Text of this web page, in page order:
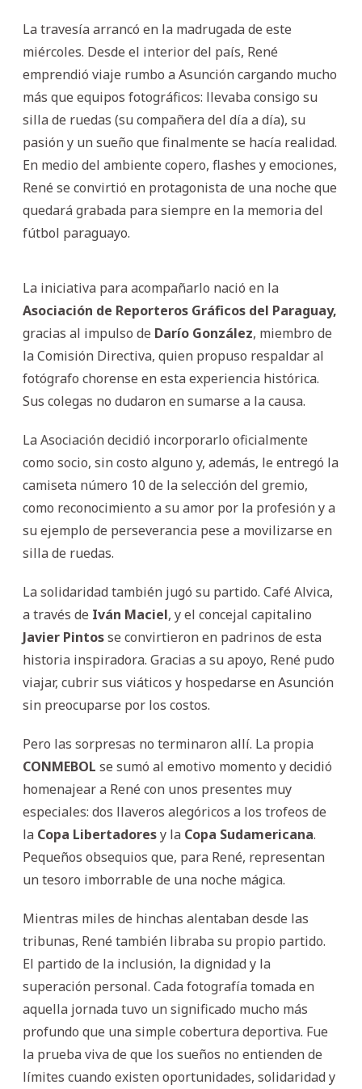
La travesía arrancó en la madrugada de este
miércoles. Desde el interior del país, René
emprendió viaje rumbo a Asunción cargando mucho
más que equipos fotográficos: llevaba consigo su
silla de ruedas (su compañera del día a día), su
pasión y un sueño que finalmente se hacía realidad.
En medio del ambiente copero, flashes y emociones,
René se convirtió en protagonista de una noche que
quedará grabada para siempre en la memoria del
fútbol paraguayo.
La iniciativa para acompañarlo nació en la
Asociación de Reporteros Gráficos del Paraguay,
gracias al impulso de Darío González, miembro de
la Comisión Directiva, quien propuso respaldar al
fotógrafo chorense en esta experiencia histórica.
Sus colegas no dudaron en sumarse a la causa.
La Asociación decidió incorporarlo oficialmente
como socio, sin costo alguno y, además, le entregó la
camiseta número 10 de la selección del gremio,
como reconocimiento a su amor por la profesión y a
su ejemplo de perseverancia pese a movilizarse en
silla de ruedas.
La solidaridad también jugó su partido. Café Alvica,
a través de Iván Maciel, y el concejal capitalino
Javier Pintosse convirtieron en padrinos de esta
historia inspiradora. Gracias a su apoyo, René pudo
viajar, cubrir sus viáticos y hospedarse en Asunción
sin preocuparse por los costos.
Pero las sorpresas no terminaron allí. La propia
CONMEBOL se sumó al emotivo momento y decidió
homenajear a René con unos presentes muy
especiales: dos llaveros alegóricos a los trofeos de
la Copa Libertadoresy la Copa Sudamericana.
Pequeños obsequios que, para René, representan
un tesoro imborrable de una noche mágica.
Mientras miles de hinchas alentaban desde las
tribunas, René también libraba su propio partido.
El partido de la inclusión, la dignidad y la
superación personal. Cada fotografía tomada en
aquella jornada tuvo un significado mucho más
profundo que una simple cobertura deportiva. Fue
la prueba viva de que los sueños no entienden de
límites cuando existen oportunidades, solidaridad y